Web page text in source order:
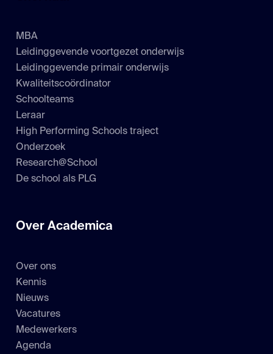
MBA
Leidinggevende voortgezet onderwijs
Leidinggevende primair onderwijs
Kwaliteitscoördinator
Schoolteams
Leraar
High Performing Schools traject
Onderzoek
Research@School
De school als PLG
Over Academica
Over ons
Kennis
Nieuws
Vacatures
Medewerkers
Agenda